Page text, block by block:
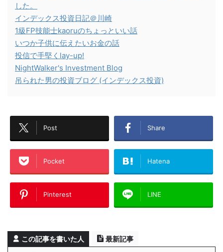
した。
インデックス投資日記＠川崎
1級FP技能士kaoruのちょっといい話
いつか子供に伝えたいお金の話
投信で手堅くlay-up!
NightWalker's Investment Blog
吊られた男の投資ブログ (インデックス投資)
Post Share
Pocket Hatena
Pinterest LINE
この記事を書いた人 最新記事